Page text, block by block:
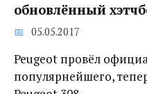
обновлённый
05.05.2017
Peugeot провёл
популярнейшего,